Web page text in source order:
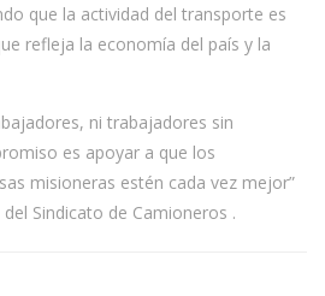
que la actividad del transporte es
refleja la economía del país y la
ni trabajadores sin
es apoyar a que los
misioneras estén cada vez mejor”
Sindicato de Camioneros .